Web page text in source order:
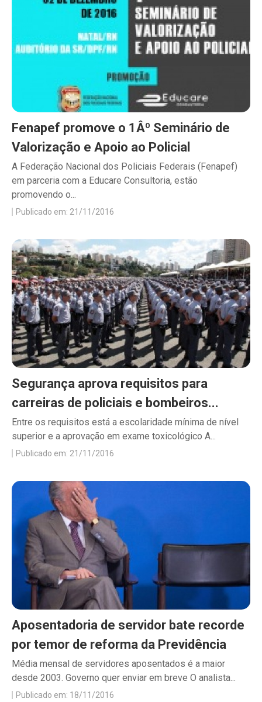
Fenapef promove o 1Âº Seminário de
Valorização e Apoio ao Policial
A Federação Nacional dos Policiais Federais (Fenapef)
em parceria com a Educare Consultoria, estão
promovendo o...
Publicado em: 21/11/2016
Segurança aprova requisitos para
carreiras de policiais e bombeiros...
Entre os requisitos está a escolaridade mínima de nível
superior e a aprovação em exame toxicológico A...
Publicado em: 21/11/2016
Aposentadoria de servidor bate recorde
por temor de reforma da Previdência
Média mensal de servidores aposentados é a maior
desde 2003. Governo quer enviar em breve O analista...
Publicado em: 18/11/2016